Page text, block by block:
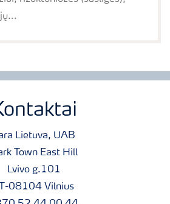
Lietuva, UAB
Town East Hill
Lvivo g.101
08104 Vilnius